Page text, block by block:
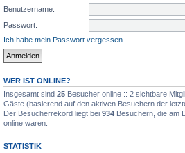
Benutzername:
Passwort:
Ich habe mein Passwort vergessen
WER IST ONLINE?
Insgesamt sind 25 Besucher online :: 2 sichtbare
Gäste (basierend auf den aktiven Besuchern der
Der Besucherrekord liegt bei 934 Besuchern, die am
online waren.
STATISTIK